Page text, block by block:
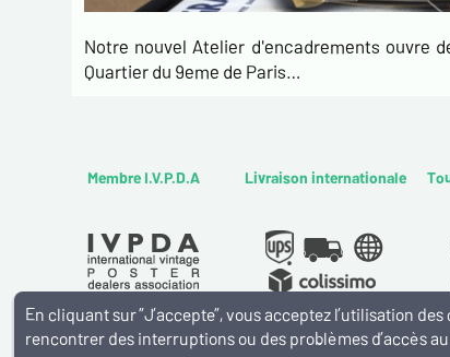
Notre nouvel Atelier d'encadrements ouvre
Quartier du 9eme de Paris…
Membre I.V.P.D.A Livraison internationale
En cliquant sur ”J’accepte”, vous acceptez l’utilisation
rencontrer des interruptions ou des problèmes d’accès au